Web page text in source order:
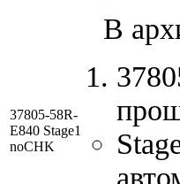
37805-58R-
E840 Stage1
noCHK
В